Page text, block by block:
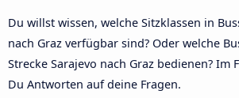
Du willst wissen, welche Sitzklassen in
nach Graz verfügbar sind? Oder welche
Strecke Sarajevo nach Graz bedienen? Im
Du Antworten auf deine Fragen.